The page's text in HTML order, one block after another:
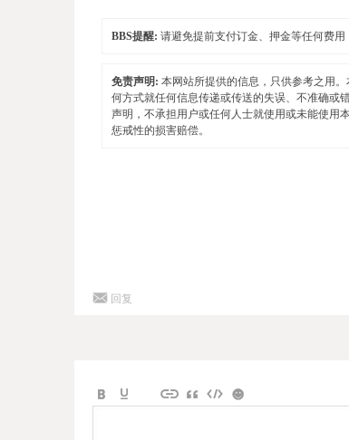
BBS提醒: 请避免提前支付订金、押金等任何费
免责声明: 本网站所提供的信息，只供参考之用
何方式就任何信息传递或传送的失误、不准确或
声明，不承担用户或任何人士就使用或未能使用
惩戒性的损害赔偿。
回复